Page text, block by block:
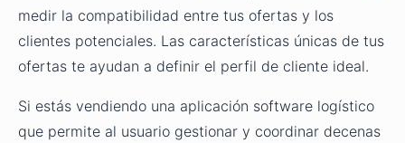
medir la compatibilidad entre tus ofertas y los
clientes potenciales. Las características únicas de tus
ofertas te ayudan a definir el perfil de cliente ideal.
Si estás vendiendo una aplicación software logístico
que permite al usuario gestionar y coordinar decenas